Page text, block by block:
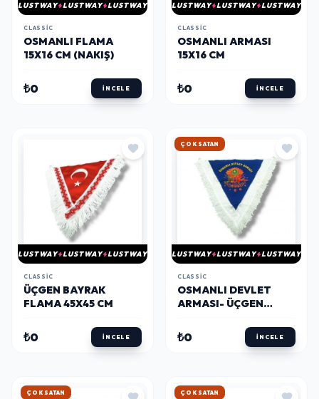
LUSTWAY LUSTWAY LUSTWAY
CLASSIC
OSMANLI FLAMA
15X16 CM (NAKIŞ)
₺0 İNCELE
LUSTWAY LUSTWAY LUSTWAY
CLASSIC
OSMANLI ARMASI
15X16 CM
₺0 İNCELE
LUSTWAY LUSTWAY LUSTWAY
CLASSIC
ÜÇGEN BAYRAK
FLAMA 45X45 CM
₺0 İNCELE
HIZLI KARGO
LUSTWAY LUSTWAY LUSTWAY
CLASSIC
OSMANLI DEVLET
ARMASI- ÜÇGEN
₺0 İNCELE
HIZLI KARGO HIZLI KARGO